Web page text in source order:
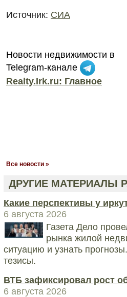
Источник: СИА
Новости недвижимости в
Telegram-канале
Realty.Irk.ru: Главное
Все новости »
ДРУГИЕ МАТЕРИАЛЫ
Какие перспективы у
6 августа 2026
Газета Дело
рынка жилой
ситуацию и узнать
тезисы.
ВТБ зафиксировал рост
6 августа 2026